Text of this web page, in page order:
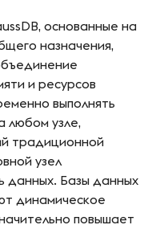
основанные на
назначения,
и ресурсов
выполнять
любом узле,
традиционной
узел
данных. Базы данных
динамическое
повышает